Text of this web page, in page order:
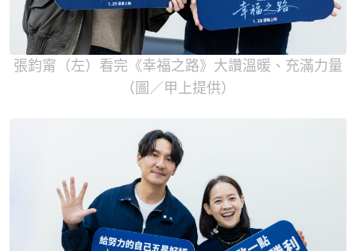
張鈞甯（左）看完《幸福之路》大讚溫暖、充滿力量
（圖／甲上提供）